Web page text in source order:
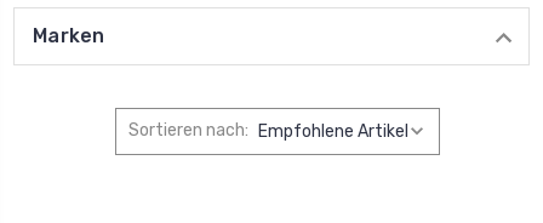
Marken
Sortieren nach: